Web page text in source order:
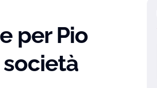
per Pio